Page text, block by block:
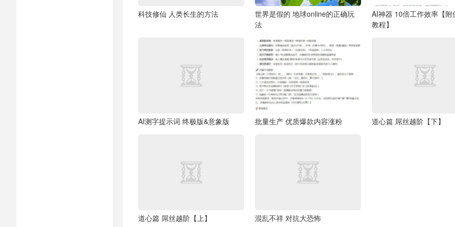
科技修仙 人类长生的方法
世界是假的 地球online的正确玩
法
AI神器 10倍工作效率【附
教程】
AI测字提示词 终极版&意象版 批量生产 优质爆款内容涨粉 道心篇 屌丝越阶【下】
道心篇 屌丝越阶【上】 混乱不祥 对抗大恐怖